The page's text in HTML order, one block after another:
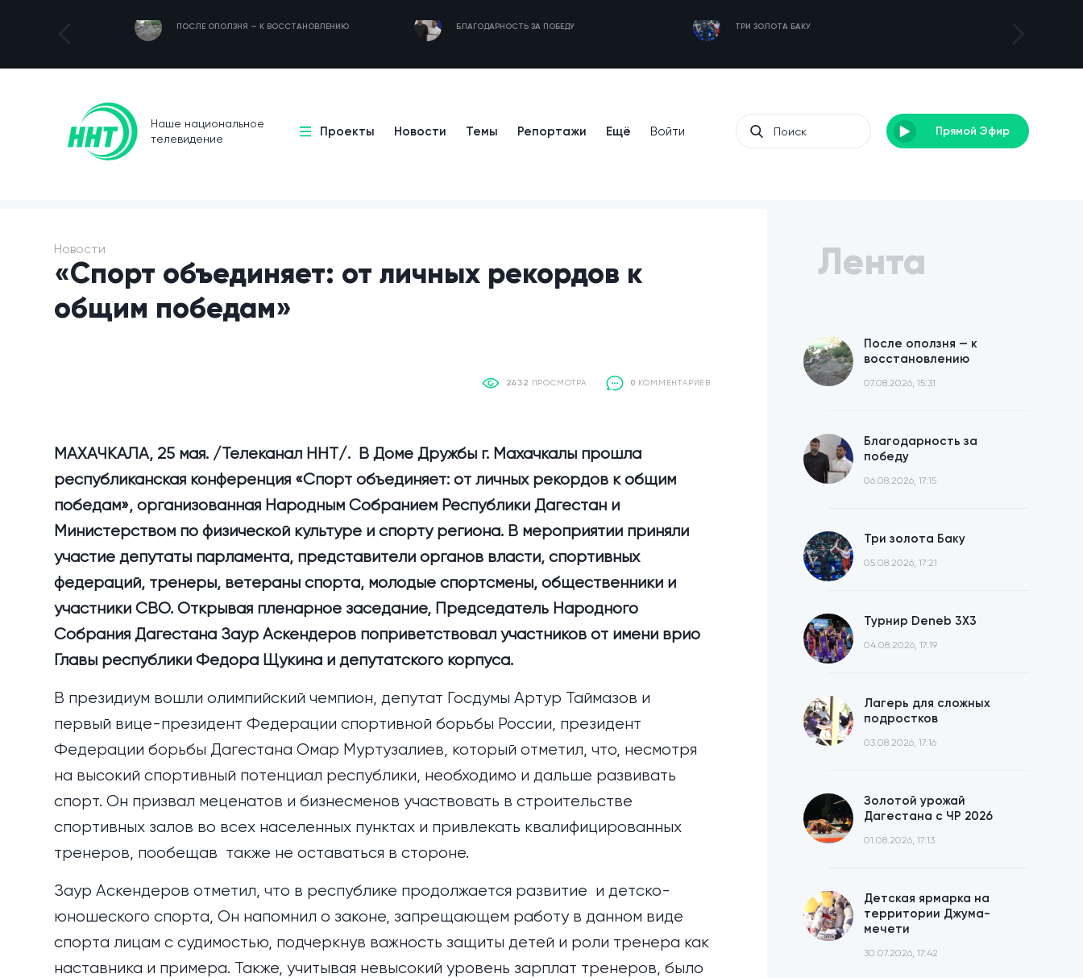
ПОСЛЕ ОПОЛЗНЯ — К ВОССТАНОВЛЕНИЮ БЛАГОДАРНОСТЬ ЗА ПОБЕДУ ТРИ ЗОЛОТА БАКУ ТУРНИР DENEB
Наше национальное
телевидение
Проекты Новости Темы Репортажи Ещё Войти Прямой Эфир
Новости
«Спорт объединяет: от личных рекордов к
общим победам»
2432 ПРОСМОТРА 0 КОММЕНТАРИЕВ
МАХАЧКАЛА, 25 мая. /Телеканал ННТ/. В Доме Дружбы г. Махачкалы прошла
республиканская конференция «Спорт объединяет: от личных рекордов к общим
победам», организованная Народным Собранием Республики Дагестан и
Министерством по физической культуре и спорту региона. В мероприятии приняли
участие депутаты парламента, представители органов власти, спортивных
федераций, тренеры, ветераны спорта, молодые спортсмены, общественники и
участники СВО. Открывая пленарное заседание, Председатель Народного
Собрания Дагестана Заур Аскендеров поприветствовал участников от имени врио
Главы республики Федора Щукина и депутатского корпуса.
В президиум вошли олимпийский чемпион, депутат Госдумы Артур Таймазов и
первый вице-президент Федерации спортивной борьбы России, президент
Федерации борьбы Дагестана Омар Муртузалиев, который отметил, что, несмотря
на высокий спортивный потенциал республики, необходимо и дальше развивать
спорт. Он призвал меценатов и бизнесменов участвовать в строительстве
спортивных залов во всех населенных пунктах и привлекать квалифицированных
тренеров, пообещав также не оставаться в стороне.
Заур Аскендеров отметил, что в республике продолжается развитие и детско-
юношеского спорта, Он напомнил о законе, запрещающем работу в данном виде
спорта лицам с судимостью, подчеркнув важность защиты детей и роли тренера как
наставника и примера. Также, учитывая невысокий уровень зарплат тренеров, было
Лента
После оползня — к
восстановлению
07.08.2026, 15:31
Благодарность за
победу
06.08.2026, 17:15
Три золота Баку
05.08.2026, 17:21
Турнир Deneb 3X3
04.08.2026, 17:19
Лагерь для сложных
подростков
03.08.2026, 17:16
Золотой урожай
Дагестана с ЧР 2026
01.08.2026, 17:13
Детская ярмарка на
территории Джума-
мечети
30.07.2026, 17:42